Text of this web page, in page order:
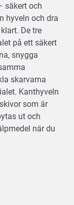
säkert och
hyveln och dra
De tre
på ett säkert
snygga
skarvarna
Kanthyveln
som är
ut och
när du